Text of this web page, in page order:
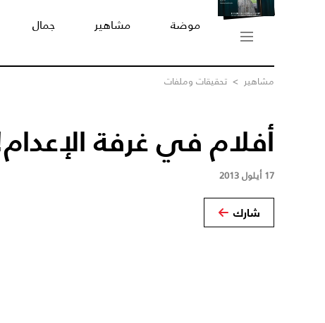
موضة مشاهير جمال
مشاهير > تحقيقات وملفات
أفلام في غرفة
17 أيلول 2013
شارك